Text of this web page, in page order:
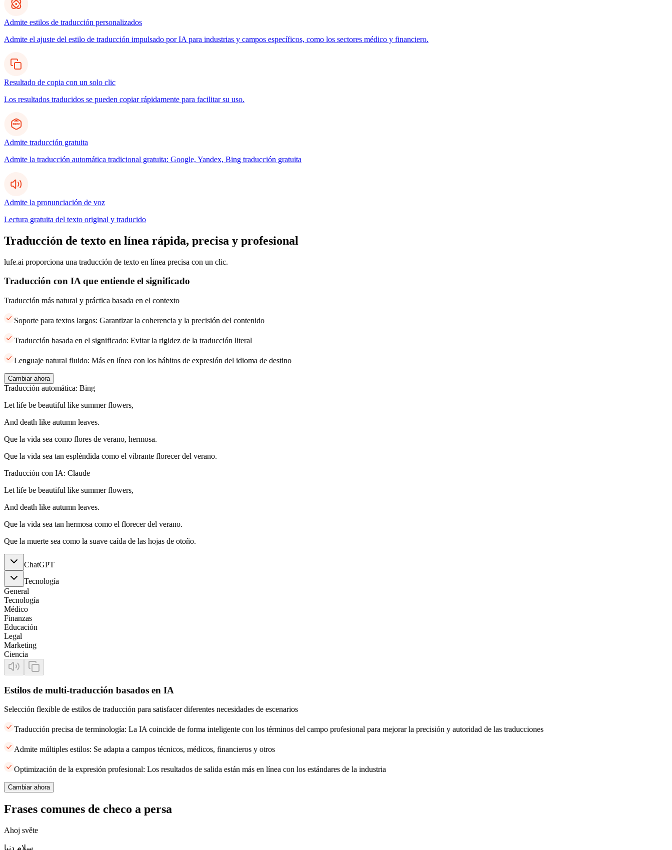
Admite estilos de traducción personalizados
Admite el ajuste del estilo de traducción impulsado por IA para industrias y campos específicos, como los sectores médico y financiero.
Resultado de copia con un solo clic
Los resultados traducidos se pueden copiar rápidamente para facilitar su uso.
Admite traducción gratuita
Admite la traducción automática tradicional gratuita: Google, Yandex, Bing traducción gratuita
Admite la pronunciación de voz
Lectura gratuita del texto original y traducido
Traducción de texto en línea rápida, precisa y profesional
lufe.ai proporciona una traducción de texto en línea precisa con un clic.
Traducción con IA que entiende el significado
Traducción más natural y práctica basada en el contexto
Soporte para textos largos: Garantizar la coherencia y la precisión del contenido
Traducción basada en el significado: Evitar la rigidez de la traducción literal
Lenguaje natural fluido: Más en línea con los hábitos de expresión del idioma de destino
Cambiar ahora
Traducción automática: Bing
Let life be beautiful like summer flowers,
And death like autumn leaves.
Que la vida sea como flores de verano, hermosa.
Que la vida sea tan espléndida como el vibrante florecer del verano.
Traducción con IA: Claude
Let life be beautiful like summer flowers,
And death like autumn leaves.
Que la vida sea tan hermosa como el florecer del verano.
Que la muerte sea como la suave caída de las hojas de otoño.
ChatGPT
Tecnología
General
Tecnología
Médico
Finanzas
Educación
Legal
Marketing
Ciencia
Estilos de multi-traducción basados en IA
Selección flexible de estilos de traducción para satisfacer diferentes necesidades de escenarios
Traducción precisa de terminología: La IA coincide de forma inteligente con los términos del campo profesional para mejorar la precisión y autoridad de las traducciones
Admite múltiples estilos: Se adapta a campos técnicos, médicos, financieros y otros
Optimización de la expresión profesional: Los resultados de salida están más en línea con los estándares de la industria
Cambiar ahora
Frases comunes de checo a persa
Ahoj světe
سلام دنیا